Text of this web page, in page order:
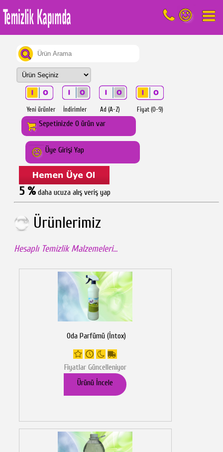
Yeni ürünler İndirimler Ad (A-Z) Fiyat (0-9)
Sepetinizde 0 ürün var
Üye Girişi Yap
5 %daha ucuza alış veriş yap
Ürünlerimiz
Hesaplı Temizlik Malzemeleri...
Oda Parfümü (İntox)
Fiyatlar Güncelleniyor
Ürünü İncele